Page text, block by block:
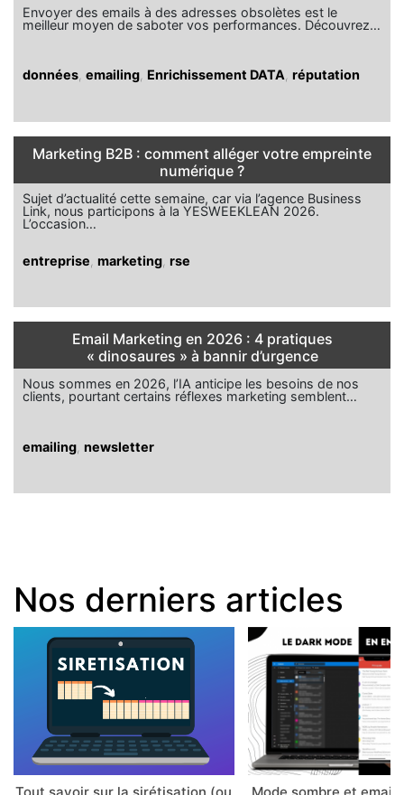
Envoyer des emails à des adresses obsolètes est le
meilleur moyen de saboter vos performances. Découvrez…
données emailing Enrichissement DATA réputation
Marketing B2B : comment alléger votre empreinte
numérique ?
Sujet d’actualité cette semaine, car via l’agence Business
Link, nous participons à la YESWEEKLEAN 2026.
L’occasion…
entreprise marketing rse
Email Marketing en 2026 : 4 pratiques
« dinosaures » à bannir d’urgence
Nous sommes en 2026, l’IA anticipe les besoins de nos
clients, pourtant certains réflexes marketing semblent…
emailing newsletter
Nos derniers articles
Tout savoir sur la sirétisation (ou Mode sombre et email